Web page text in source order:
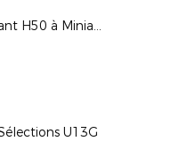
Foot en Marchant H50 à Miniac Morvan (35)
U13G